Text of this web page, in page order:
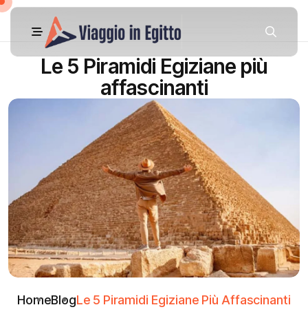
Le 5 Piramidi Egiziane più
affascinanti
HomeBlogLe 5 Piramidi Egiziane Più Affascinanti